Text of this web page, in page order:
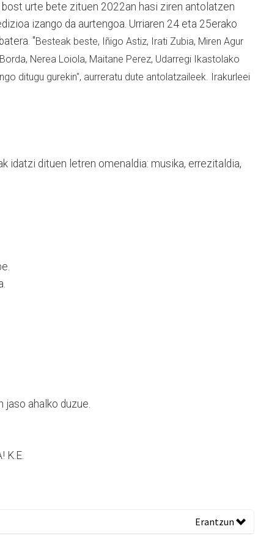
bost urte bete zituen 2022an hasi ziren antolatzen
izango da aurtengoa. Urriaren 24 eta 25erako
"Besteak beste, Iñigo Astiz, Irati Zubia, Miren Agur
Nerea Loiola, Maitane Perez, Udarregi Ikastolako
ditugu gurekin", aurreratu dute antolatzaileek. Irakurleei
idatzi dituen letren omenaldia: musika, errezitaldia,
jaso ahalko duzue.
K.E.
Erantzun